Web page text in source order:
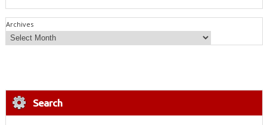
Archives
Search